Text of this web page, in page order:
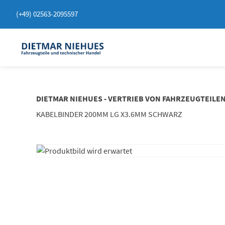
zum
(+49) 02563-2095597
DIETMAR NIEHUES - VERTRIEB VON
KABELBINDER 200MM LG X3.6MM SCHWARZ